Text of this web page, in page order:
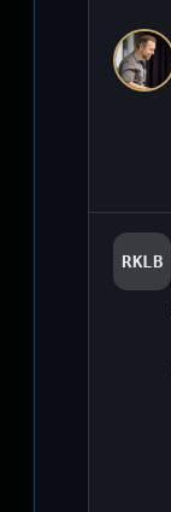
RKLB